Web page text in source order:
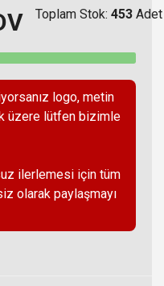
Toplam Stok: 453 Adet
logo, metin
üzere lütfen bizimle
ilerlemesi için tüm
olarak paylaşmayı